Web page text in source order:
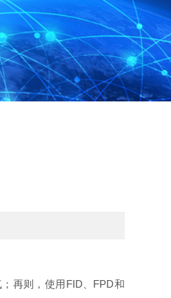
再则，使用FID、FPD和